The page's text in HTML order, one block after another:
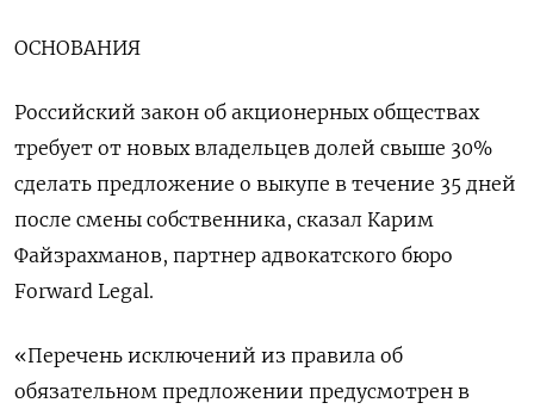
ОСНОВАНИЯ
Российский закон об акционерных обществах
требует от новых владельцев долей свыше 30%
сделать предложение о выкупе в течение 35 дней
после смены собственника, сказал Карим
Файзрахманов, партнер адвокатского бюро
Forward Legal.
«Перечень исключений из правила об
обязательном предложении предусмотрен в